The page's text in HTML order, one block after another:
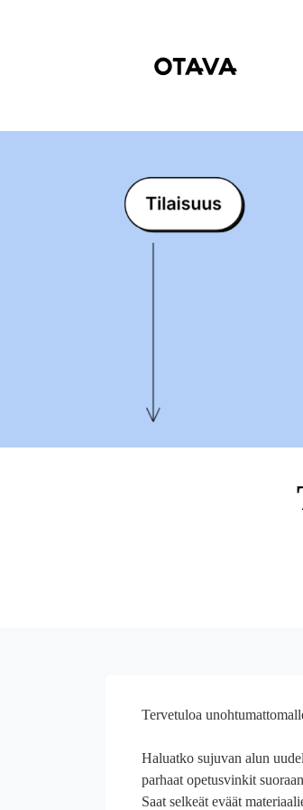
Tervetuloa
Haluatko sujuvan alun
parhaat opetusvinkit
Saat selkeät eväät